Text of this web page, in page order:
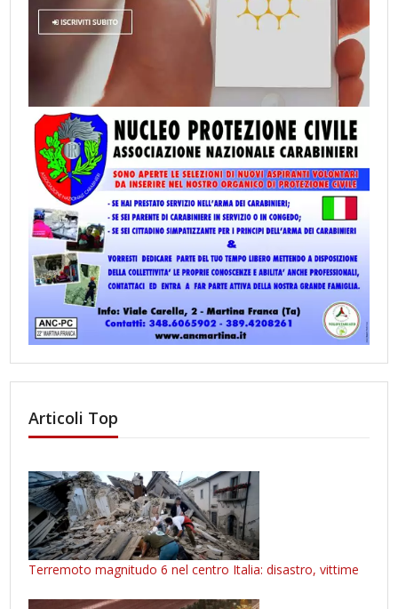
Articoli Top
Terremoto magnitudo 6 nel centro Italia: disastro, vittime